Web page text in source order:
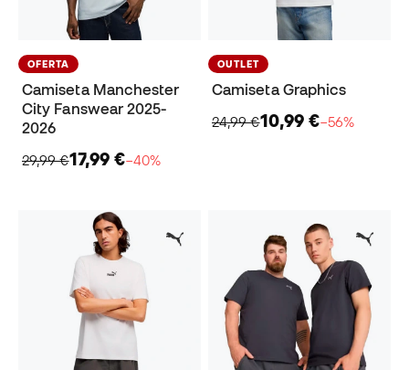
OFERTA
Camiseta Manchester
City Fanswear 2025-
2026
29,99 €17,99 €−40%
OUTLET
Camiseta Graphics
24,99 €10,99 €−56%